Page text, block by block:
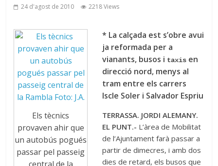
24 d'agost de 2010 2218 Views
Els tècnics
provaven ahir que
un autobús pogués
passar pel passeig
* La calçada est s’obre avui
ja reformada per a
vianants, busos i taxis en
direcció nord, menys al
tram entre els carrers
Iscle Soler i Salvador Espriu
TERRASSA. JORDI ALEMANY.
EL PUNT.- L’àrea de Mobilitat
de l’Ajuntament farà passar a
partir de dimecres, i amb dos
dies de retard, els busos que